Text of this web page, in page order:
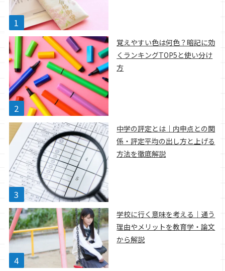
覚えやすい色は何色？暗記に効
くランキングTOP5と使い分け
方
中学の評定とは｜内申点との関
係・評定平均の出し方と上げる
方法を徹底解説
学校に行く意味を考える｜通う
理由やメリットを教育学・論文
から解説